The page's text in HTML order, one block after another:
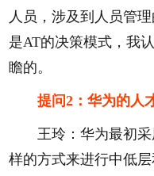
人员，涉及到人员管
是AT的决策模式，我
瞻的。
提问2：华为的人才
王玲：华为最初采
样的方式来进行中低